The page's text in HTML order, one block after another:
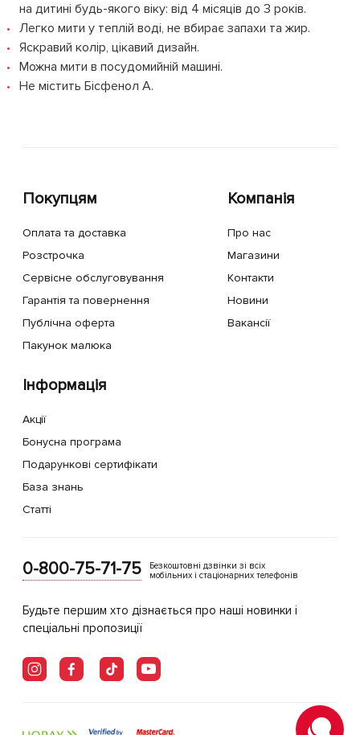
на дитині будь-якого віку: від 4 місяців до 3 років.
Легко мити у теплій воді, не вбирає запахи та жир.
Яскравий колір, цікавий дизайн.
Можна мити в посудомийній машині.
Не містить Бісфенол А.
Покупцям
Оплата та доставка
Розстрочка
Сервісне обслуговування
Гарантія та повернення
Публічна оферта
Пакунок малюка
Компанія
Про нас
Магазини
Контакти
Новини
Вакансії
Інформація
Акції
Бонусна програма
Подарункові сертифікати
База знань
Статті
0-800-75-71-75
Безкоштовні дзвінки зі всіх
мобільних і стаціонарних телефонів
Будьте першим хто дізнається про наші новинки і
спеціальні пропозиції